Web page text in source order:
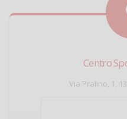
Centro
Via Pralino, 1,